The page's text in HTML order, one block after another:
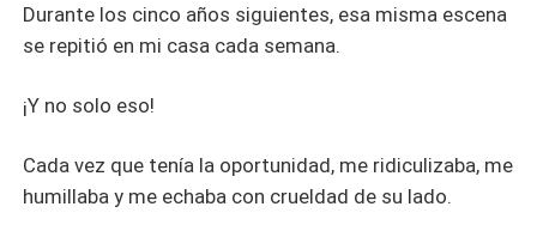
Durante los cinco años siguientes, esa misma escena
se repitió en mi casa cada semana.
¡Y no solo eso!
Cada vez que tenía la oportunidad, me ridiculizaba, me
humillaba y me echaba con crueldad de su lado.